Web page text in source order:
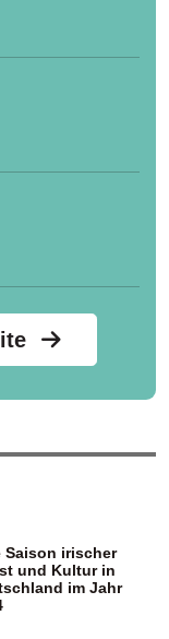
Saison irischer
und Kultur in
im Jahr